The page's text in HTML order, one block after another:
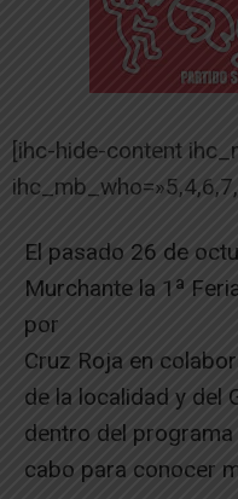
[ihc-hide-content
El pasado 26 de
Murchante la 1ª
por
Cruz Roja en
de la localidad y del
dentro del
cabo para conocer